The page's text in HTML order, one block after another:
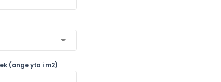
(ange yta i m2)